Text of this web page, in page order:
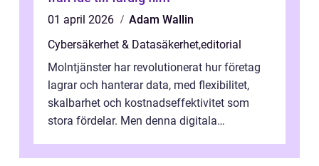
01 april 2026
Adam Wallin
Cybersäkerhet & Datasäkerhet,editorial
Molntjänster har revolutionerat hur företag
lagrar och hanterar data, med flexibilitet,
skalbarhet och kostnadseffektivitet som
stora fördelar. Men denna digitala